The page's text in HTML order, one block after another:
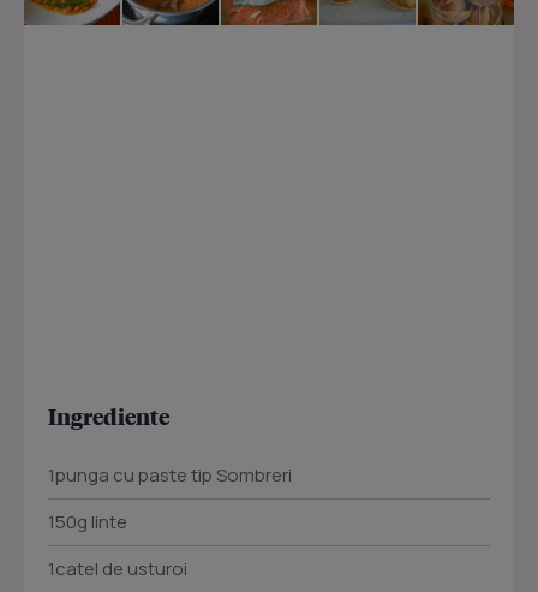
Ingrediente
1punga cu paste tip Sombreri
150g linte
1catel de usturoi